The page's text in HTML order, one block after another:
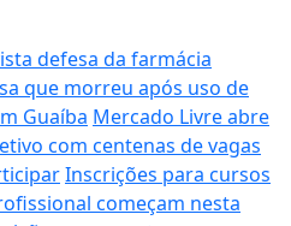
defesa da farmácia
que morreu após uso de
Guaíba Mercado Livre abre
com centenas de vagas
Inscrições para cursos
começam nesta